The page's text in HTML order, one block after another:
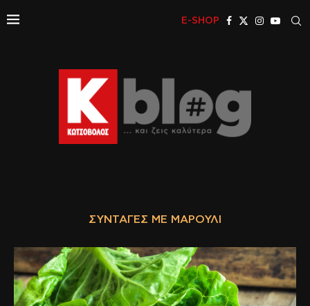
E-SHOP
ΣΥΝΤΑΓΈΣ ΜΕ ΜΑΡΟΎΛΙ